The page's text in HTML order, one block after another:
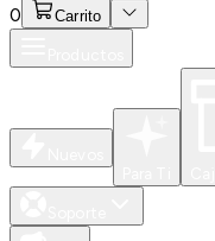
0 Carrito